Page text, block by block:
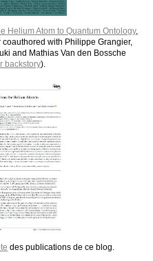
Helium Atom to Quantum Ontology,
with Philippe Grangier,
and Mathias Van den Bossche
backstory).
des publications de ce blog.